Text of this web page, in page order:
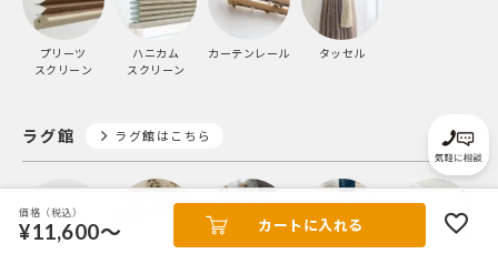
プリーツ
スクリーン
ハニカム
スクリーン
カーテンレール タッセル
ラグ館 ラグ館はこちら
価格（税込）
¥11,600～ カートに入れる